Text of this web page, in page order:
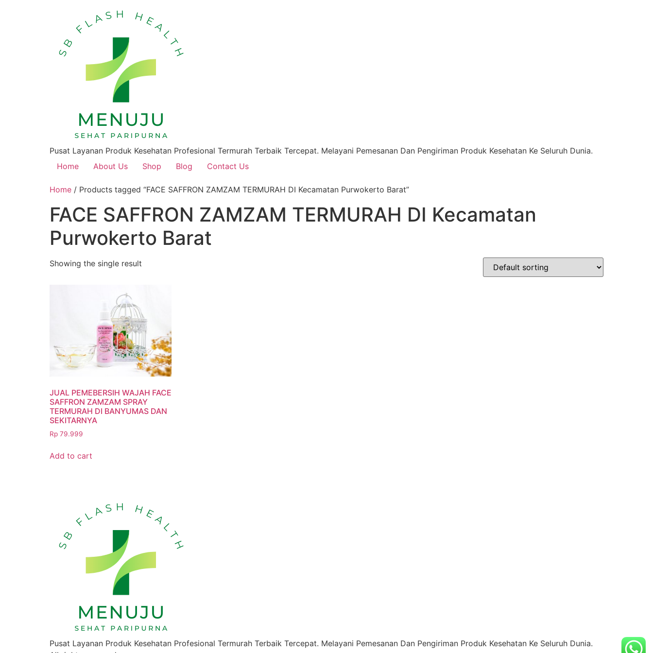
Pusat Layanan Produk Kesehatan Profesional Termurah Terbaik Tercepat. Melayani Pemesanan Dan Pengiriman Produk Kesehatan Ke Seluruh Dunia.
Home
About Us Shop Blog Contact Us
Home / Products tagged “FACE SAFFRON ZAMZAM TERMURAH DI Kecamatan Purwokerto Barat”
FACE SAFFRON ZAMZAM TERMURAH DI Kecamatan
Purwokerto Barat
Showing the single result
JUAL PEMEBERSIH WAJAH FACE
SAFFRON ZAMZAM SPRAY
TERMURAH DI BANYUMAS DAN
SEKITARNYA
Rp 79.999
Add to cart
Pusat Layanan Produk Kesehatan Profesional Termurah Terbaik Tercepat. Melayani Pemesanan Dan Pengiriman Produk Kesehatan Ke Seluruh Dunia.